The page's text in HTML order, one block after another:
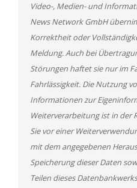
Video-, Medien- und
News Network GmbH
Korrektheit oder
Meldung. Auch bei
Störungen haftet sie nur im
Fahrlässigkeit. Die Nutzung
Informationen zur
Weiterverarbeitung ist in der
Sie vor einer
mit dem angegebenen
Speicherung dieser Daten
Teilen dieses